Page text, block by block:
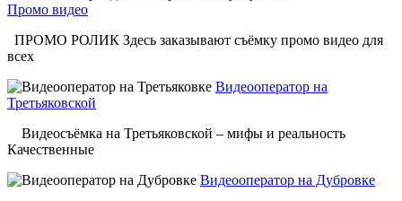
Промо видео
ПРОМО РОЛИК Здесь заказывают съёмку промо видео для
всех
Видеооператор на
Третьяковской
Видеосъёмка на Третьяковской – мифы и реальность
Качественные
Видеооператор на Дубровке